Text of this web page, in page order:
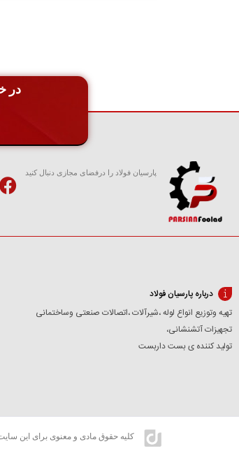
در
پارسیان فولاد را درفضای مجازی دنبال کنید
درباره پارسیان فولاد
تهیه وتوزیع انواع لوله ،شیرآلات ،اتصالات صنعتی وساختمانی
تجهیزات آتشنشانی،
تولید کننده ی بست داربست
کلیه حقوق مادی و معنوی برای این